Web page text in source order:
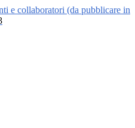
e collaboratori (da pubblicare in